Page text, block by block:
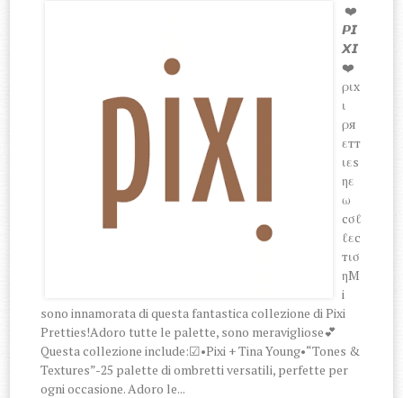
❤️
𝙋𝙄
𝙓𝙄
❤️
ριx
ι
ρя
εтт
ιεs
ηε
ω
cσℓ
ℓεc
тισ
ηM
i
sono innamorata di questa fantastica collezione di Pixi
Pretties!Adoro tutte le palette, sono meravigliose💕
Questa collezione include:☑•Pixi + Tina Young•⁣“Tones &
Textures”⁣-25 palette di ombretti versatili, perfette per
ogni occasione. Adoro le...